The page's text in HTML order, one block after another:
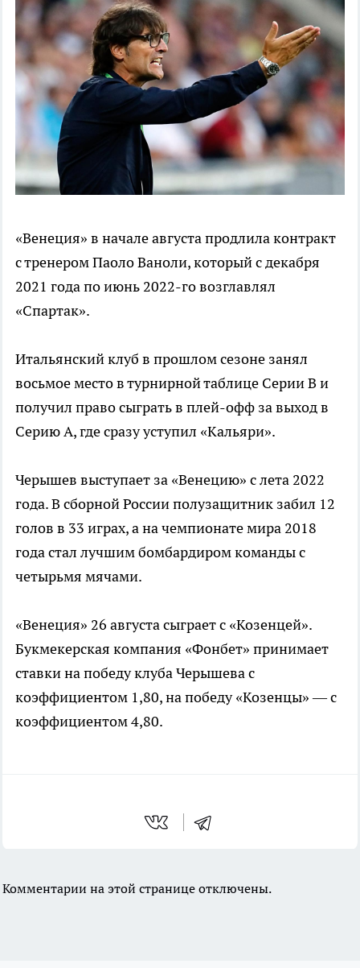
«Венеция» в начале августа продлила контракт
с тренером Паоло Ваноли, который с декабря
2021 года по июнь 2022-го возглавлял
«Спартак».
Итальянский клуб в прошлом сезоне занял
восьмое место в турнирной таблице Серии B и
получил право сыграть в плей-офф за выход в
Серию А, где сразу уступил «Кальяри».
Черышев выступает за «Венецию» с лета 2022
года. В сборной России полузащитник забил 12
голов в 33 играх, а на чемпионате мира 2018
года стал лучшим бомбардиром команды с
четырьмя мячами.
«Венеция» 26 августа сыграет с «Козенцей».
Букмекерская компания «Фонбет» принимает
ставки на победу клуба Черышева с
коэффициентом 1,80, на победу «Козенцы» — с
коэффициентом 4,80.
Комментарии на этой странице отключены.